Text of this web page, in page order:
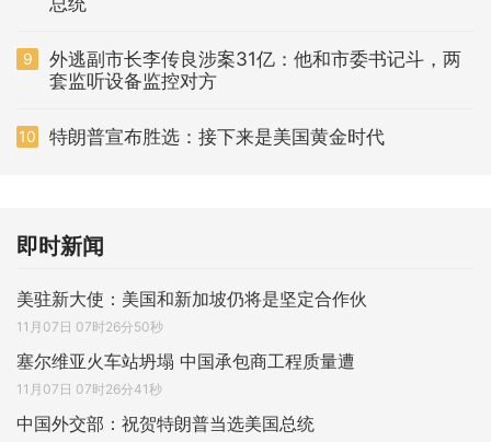
9
外逃副市长李传良涉案31亿：他和市委书记斗，两
套监听设备监控对方
10 特朗普宣布胜选：接下来是美国黄金时代
即时新闻
美驻新大使：美国和新加坡仍将是坚定合作伙
11月07日 07时26分50秒
塞尔维亚火车站坍塌 中国承包商工程质量遭
11月07日 07时26分41秒
中国外交部：祝贺特朗普当选美国总统